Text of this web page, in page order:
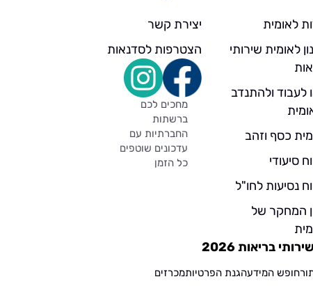
לאומית
לאומית שירותי
לעבוד ולהתנדב
כסף וזהב
סיעודי
נסיעות לחו"ל
המחקר של
יצירת קשר
הצטרפות לסדנאות
מחכים לכם
ברשתות
החברתיות עם
עדכונים שוטפים
כל הזמן
בריאות 2026
חופש המידעהגנת הפרטיותמכרזים